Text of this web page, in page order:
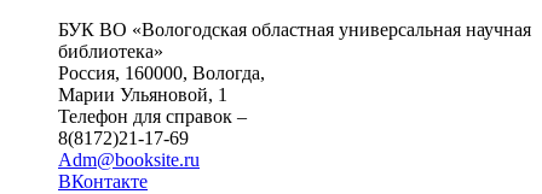
БУК ВО «Вологодская областная универсальная научная
библиотека»
Россия, 160000, Вологда,
Марии Ульяновой, 1
Телефон для справок –
8(8172)21-17-69
Adm@booksite.ru
ВКонтакте